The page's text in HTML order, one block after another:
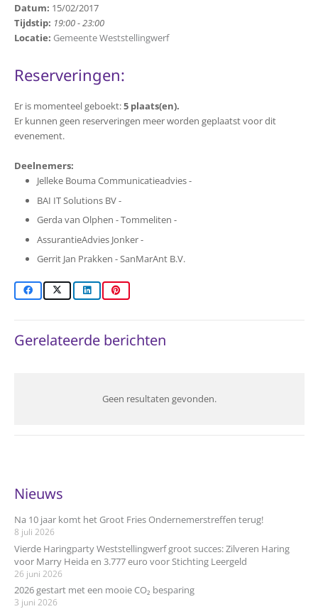
Datum: 15/02/2017
Tijdstip: 19:00 - 23:00
Locatie: Gemeente Weststellingwerf
Reserveringen:
Er is momenteel geboekt:5 plaats(en).
Er kunnen geen reserveringen meer worden geplaatst voor dit
evenement.
Deelnemers:
Jelleke Bouma Communicatieadvies -
BAI IT Solutions BV -
Gerda van Olphen - Tommeliten -
AssurantieAdvies Jonker -
Gerrit Jan Prakken - SanMarAnt B.V.
Gerelateerde berichten
Geen resultaten gevonden.
Nieuws
Na 10 jaar komt het Groot Fries Ondernemerstreffen terug!
8 juli 2026
Vierde Haringparty Weststellingwerf groot succes: Zilveren Haring
voor Marry Heida en 3.777 euro voor Stichting Leergeld
26 juni 2026
2026 gestart met een mooie CO₂ besparing
3 juni 2026